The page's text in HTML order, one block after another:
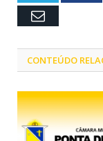
Email
CONTEÚDO